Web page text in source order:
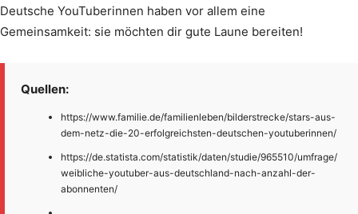
Deutsche YouTuberinnen haben vor allem eine
Gemeinsamkeit: sie möchten dir gute Laune bereiten!
Quellen:
https://www.familie.de/familienleben/bilderstrecke/stars-aus-
dem-netz-die-20-erfolgreichsten-deutschen-youtuberinnen/
https://de.statista.com/statistik/daten/studie/965510/umfrage/
weibliche-youtuber-aus-deutschland-nach-anzahl-der-
abonnenten/